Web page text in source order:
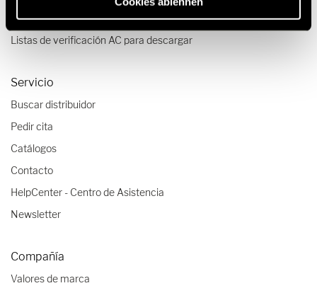
Tips de viaje
Listas de verificación AC para descargar
Servicio
Buscar distribuidor
Pedir cita
Catálogos
Contacto
HelpCenter - Centro de Asistencia
Newsletter
Compañía
Valores de marca